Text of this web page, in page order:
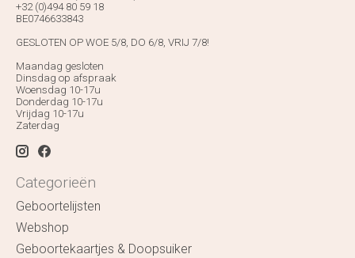
+32 (0)494 80 59 18
BE0746633843
GESLOTEN OP WOE 5/8, DO 6/8, VRIJ 7/8!
Maandag gesloten
Dinsdag op afspraak
Woensdag 10-17u
Donderdag 10-17u
Vrijdag 10-17u
Zaterdag
Categorieën
Geboortelijsten
Webshop
Geboortekaartjes & Doopsuiker